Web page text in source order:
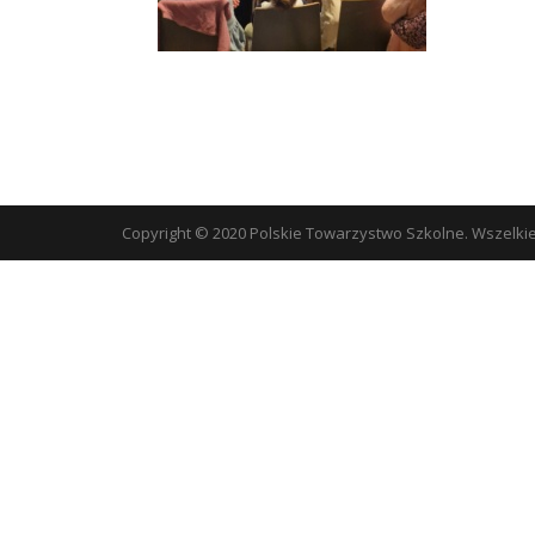
Copyright © 2020 Polskie Towarzystwo Szkolne.